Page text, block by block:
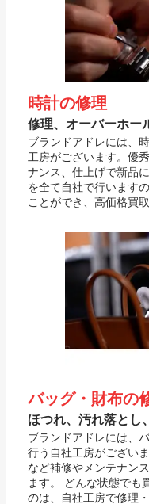
時計の修理
修理、オーバーホー
ブランドアドレには、
工房がございます。優
ナンス、仕上げで新品
を全て自社で行います
ことができ、高価格買
バッグ・財布の
ほつれ、汚れ落とし
ブランドアドレには、
行う自社工房がござい
など補修やメンテナン
ます。 どんな状態でも
のは、自社工房で修理